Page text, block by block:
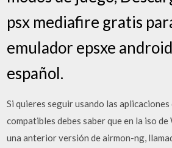
psx mediafire gratis
emulador epsxe
español.
Si quieres seguir usando las aplicaciones
compatibles debes saber que en la iso
una anterior versión de airmon-ng,